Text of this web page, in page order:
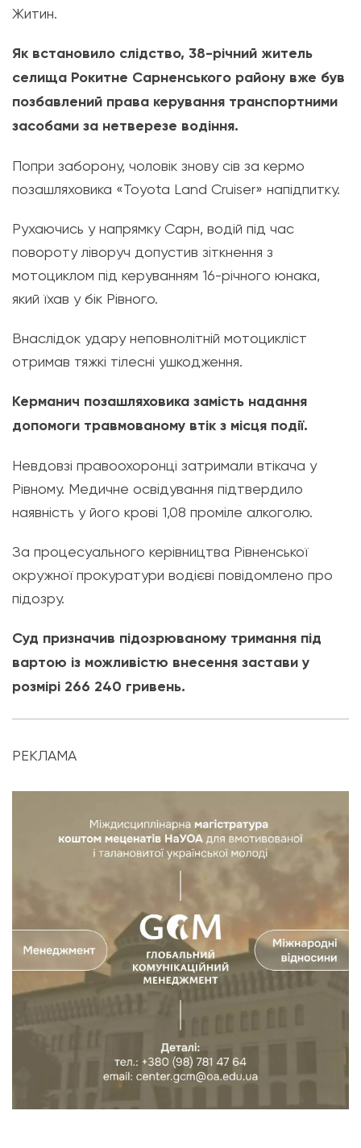
Житин.
Як встановило слідство, 38-річний житель
селища Рокитне Сарненського району вже був
позбавлений права керування транспортними
засобами за нетверезе водіння.
Попри заборону, чоловік знову сів за кермо
позашляховика «Toyota Land Cruiser» напідпитку.
Рухаючись у напрямку Сарн, водій під час
повороту ліворуч допустив зіткнення з
мотоциклом під керуванням 16-річного юнака,
який їхав у бік Рівного.
Внаслідок удару неповнолітній мотоцикліст
отримав тяжкі тілесні ушкодження.
Керманич позашляховика замість надання
допомоги травмованому втік з місця події.
Невдовзі правоохоронці затримали втікача у
Рівному. Медичне освідування підтвердило
наявність у його крові 1,08 проміле алкоголю.
За процесуального керівництва Рівненської
окружної прокуратури водієві повідомлено про
підозру.
Суд призначив підозрюваному тримання під
вартою із можливістю внесення застави у
розмірі 266 240 гривень.
РЕКЛАМА